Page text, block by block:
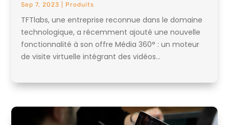
Sep 7, 2023 Produits
TFTlabs, une entreprise reconnue dans le domaine
technologique, a récemment ajouté une nouvelle
fonctionnalité à son offre Média 360° : un moteur
de visite virtuelle intégrant des vidéos...